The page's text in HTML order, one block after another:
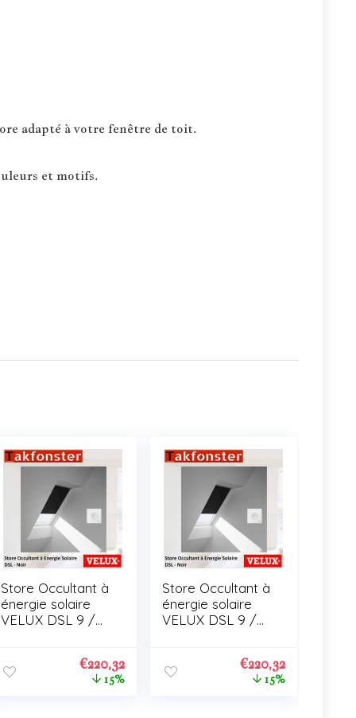
adapté à votre fenêtre de toit.
et motifs.
Store Occultant à
énergie solaire
VELUX DSL 9 /
€220,32
15%
Store Occultant à
énergie solaire
VELUX DSL 9 /
€220,32
15%